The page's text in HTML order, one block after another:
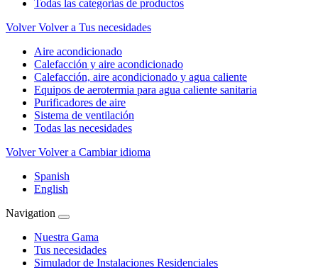
Todas las categorías de productos
Volver Volver a Tus necesidades
Aire acondicionado
Calefacción y aire acondicionado
Calefacción, aire acondicionado y agua caliente
Equipos de aerotermia para agua caliente sanitaria
Purificadores de aire
Sistema de ventilación
Todas las necesidades
Volver Volver a Cambiar idioma
Spanish
English
Navigation
Nuestra Gama
Tus necesidades
Simulador de Instalaciones Residenciales